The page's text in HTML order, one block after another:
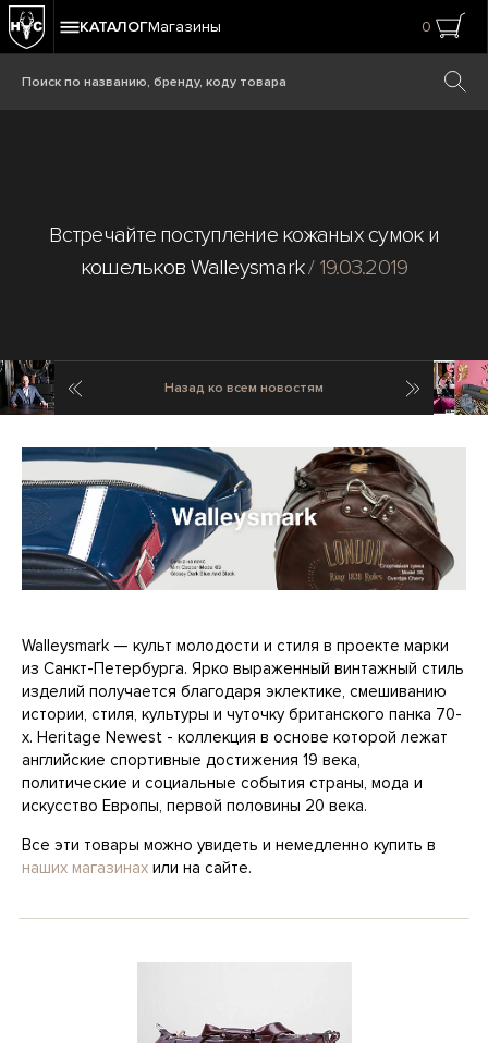
КАТАЛОГМагазины 0
Встречайте поступление кожаных сумок и
кошельков Walleysmark/ 19.03.2019
Предыдущая новостьНазад ко всем новостям
Walleysmark — культ молодости и стиля в проекте марки
из Санкт-Петербурга. Ярко выраженный винтажный стиль
изделий получается благодаря эклектике, смешиванию
истории, стиля, культуры и чуточку британского панка 70-
х. Heritage Newest - коллекция в основе которой лежат
английские спортивные достижения 19 века,
политические и социальные события страны, мода и
искусство Европы, первой половины 20 века.
Все эти товары можно увидеть и немедленно купить в
наших магазинах или на сайте.